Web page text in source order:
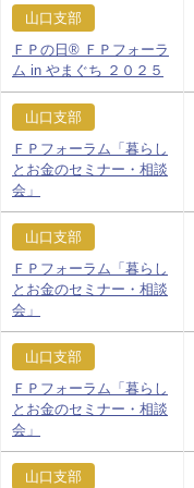
山口支部
ＦＰの日® ＦＰフォーラ
ム in やまぐち ２０２５
山口支部
ＦＰフォーラム「暮らし
とお金のセミナー・相談
会」
山口支部
ＦＰフォーラム「暮らし
とお金のセミナー・相談
会」
山口支部
ＦＰフォーラム「暮らし
とお金のセミナー・相談
会」
山口支部